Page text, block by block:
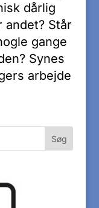
dårlig
Står
gange
Synes
arbejde